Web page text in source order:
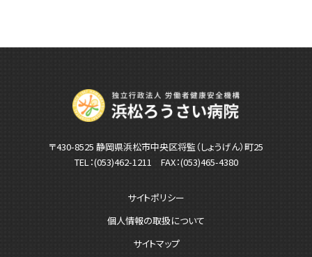
〒430-8525 静岡県浜松市中央区将監（しょうげん）町25
TEL：(053)462-1211 FAX：(053)465-4380
サイトポリシー
個人情報の取扱について
サイトマップ